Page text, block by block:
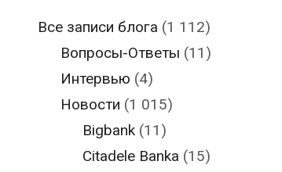
Все записи блога (1 112)
Вопросы-Ответы (11)
Интервью (4)
Новости (1 015)
Bigbank (11)
Citadele Banka (15)